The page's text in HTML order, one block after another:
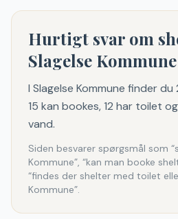
Hurtigt svar om
Slagelse Kommune
I Slagelse Kommune finder
15 kan bookes, 12 har toilet
vand.
Siden besvarer spørgsmål som
Kommune”, “kan man booke
“findes der shelter med toilet
Kommune”.